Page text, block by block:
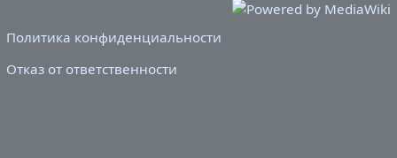
Политика конфиденциальности
Отказ от ответственности